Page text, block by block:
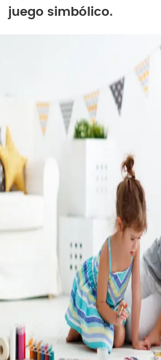
juego simbólico.